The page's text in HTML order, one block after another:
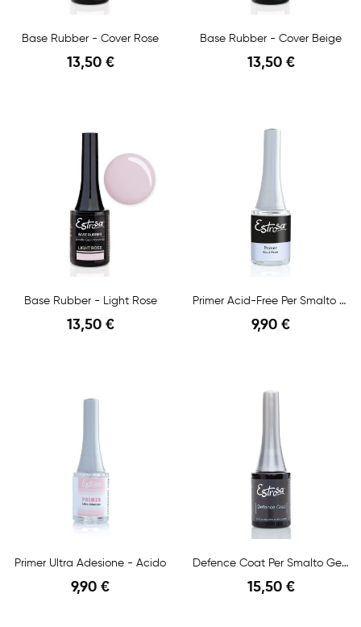
Base Rubber - Cover Rose
13,50 €
Base Rubber - Cover Beige
13,50 €
Base Rubber - Light Rose
13,50 €
Primer Acid-Free Per Smalto Gel - 15ml
9,90 €
Primer Ultra Adesione - Acido
9,90 €
Defence Coat Per Smalto Gel - 14ml
15,50 €